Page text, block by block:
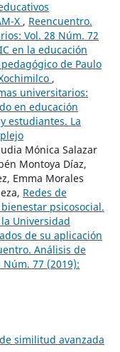
X , Reencuentro.
Vol. 28 Núm. 72
en la educación
de Paulo
,
universitarios:
en educación
estudiantes. La
Mónica Salazar
Montoya Díaz,
Emma Morales
Redes de
psicosocial.
Universidad
de su aplicación
Análisis de
77 (2019):
similitud avanzada